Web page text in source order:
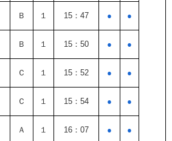
Ｂ １ 15：47 ● ●
Ｂ １ 15：50 ● ●
Ｃ １ 15：52 ● ●
Ｃ １ 15：54 ● ●
Ａ １ 16：07 ● ●